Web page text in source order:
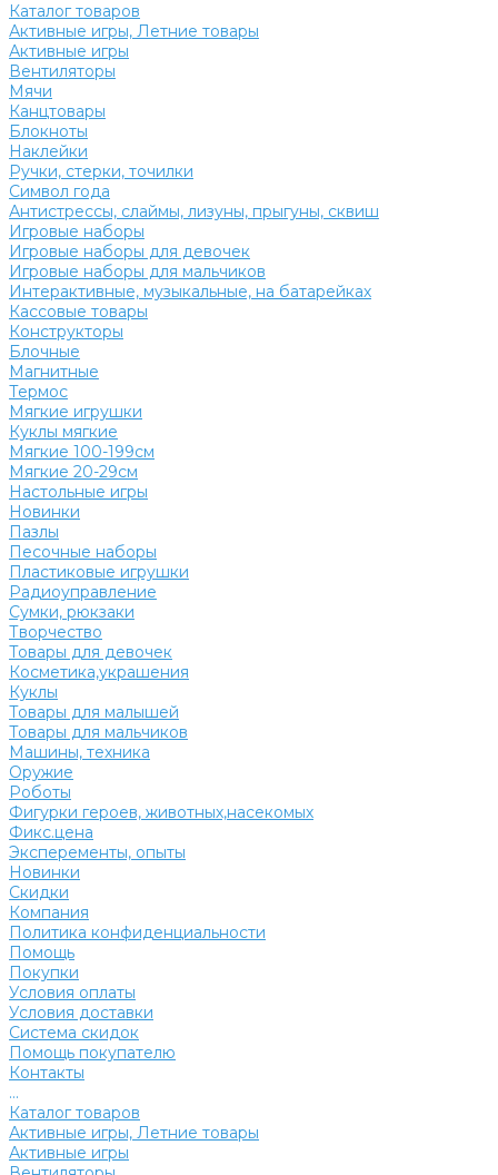
Каталог товаров
Активные игры, Летние товары
Активные игры
Вентиляторы
Мячи
Канцтовары
Блокноты
Наклейки
Ручки, стерки, точилки
Символ года
Антистрессы, слаймы, лизуны, прыгуны, сквиш
Игровые наборы
Игровые наборы для девочек
Игровые наборы для мальчиков
Интерактивные, музыкальные, на батарейках
Кассовые товары
Конструкторы
Блочные
Магнитные
Термос
Мягкие игрушки
Куклы мягкие
Мягкие 100-199см
Мягкие 20-29см
Настольные игры
Новинки
Пазлы
Песочные наборы
Пластиковые игрушки
Радиоуправление
Сумки, рюкзаки
Творчество
Товары для девочек
Косметика,украшения
Куклы
Товары для малышей
Товары для мальчиков
Машины, техника
Оружие
Роботы
Фигурки героев, животных,насекомых
Фикс.цена
Эксперементы, опыты
Новинки
Скидки
Компания
Политика конфиденциальности
Помощь
Покупки
Условия оплаты
Условия доставки
Система скидок
Помощь покупателю
Контакты
...
Каталог товаров
Активные игры, Летние товары
Активные игры